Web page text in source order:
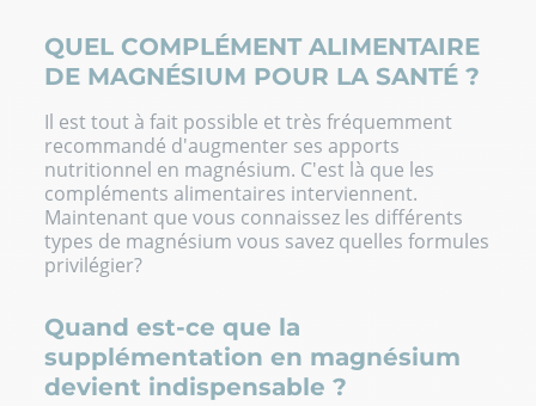
QUEL COMPLÉMENT ALIMENTAIRE
DE MAGNÉSIUM POUR LA SANTÉ ?
Il est tout à fait possible et très fréquemment
recommandé d'augmenter ses apports
nutritionnel en magnésium. C'est là que les
compléments alimentaires interviennent.
Maintenant que vous connaissez les différents
types de magnésium vous savez quelles formules
privilégier?
Quand est-ce que la
supplémentation en magnésium
devient indispensable ?